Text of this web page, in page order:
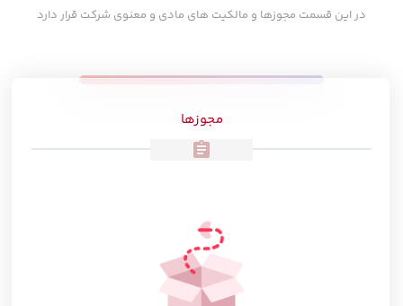
در این قسمت مجوزها و مالکیت های مادی و معنوی شرکت قرار دارد
assignment
مجوزها